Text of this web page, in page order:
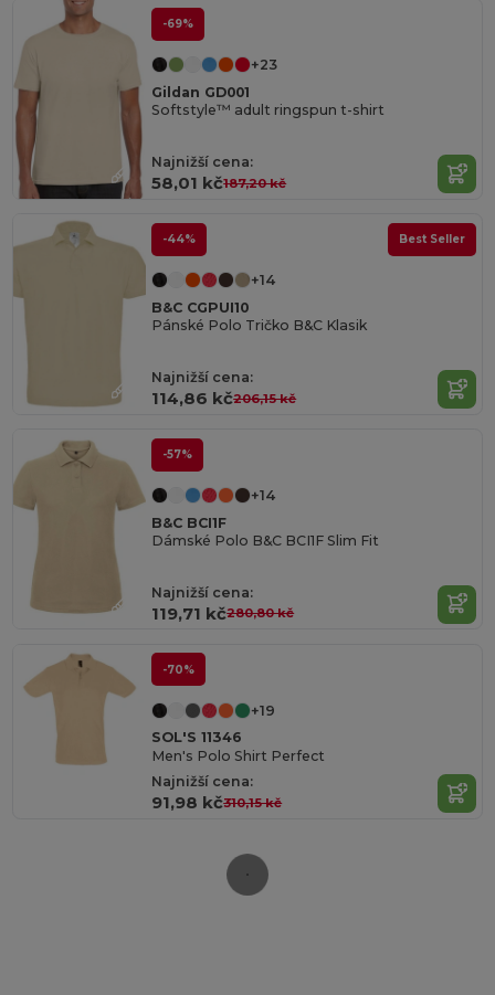
-69%
+23
Gildan GD001
Softstyle™ adult ringspun t-shirt
Najnižší cena:
58,01 kč187,20 kč
-44% Best Seller
+14
B&C CGPUI10
Pánské Polo Tričko B&C Klasik
Najnižší cena:
114,86 kč206,15 kč
-57%
+14
B&C BCI1F
Dámské Polo B&C BCI1F Slim Fit
Najnižší cena:
119,71 kč280,80 kč
-70%
+19
SOL'S 11346
Men's Polo Shirt Perfect
Najnižší cena:
91,98 kč310,15 kč